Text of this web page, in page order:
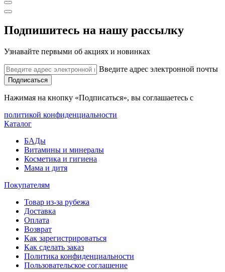
Подпишитесь на нашу рассылку
Узнавайте первыми об акциях и новинках
Введите адрес электронной почты
Подписаться
Нажимая на кнопку «Подписаться», вы соглашаетесь с
политикой конфиденциальности
Каталог
БАДы
Витамины и минералы
Косметика и гигиена
Мама и дитя
Покупателям
Товар из-за рубежа
Доставка
Оплата
Возврат
Как зарегистрироваться
Как сделать заказ
Политика конфиденциальности
Пользовательское соглашение